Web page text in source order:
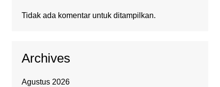
Tidak ada komentar untuk ditampilkan.
Archives
Agustus 2026